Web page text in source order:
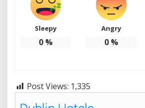
Sleepy
0%
Angry
0%
Post Views: 1,335